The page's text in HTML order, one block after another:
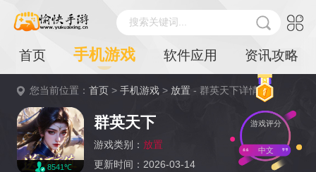
搜索关键词...
首页 手机游戏 软件应用 资讯攻略
您当前位置：首页 >手机游戏 > 放置 - 群英天下详情
8541℃
群英天下
游戏类别： 放置
更新时间：2026-03-14
游戏评分
中文